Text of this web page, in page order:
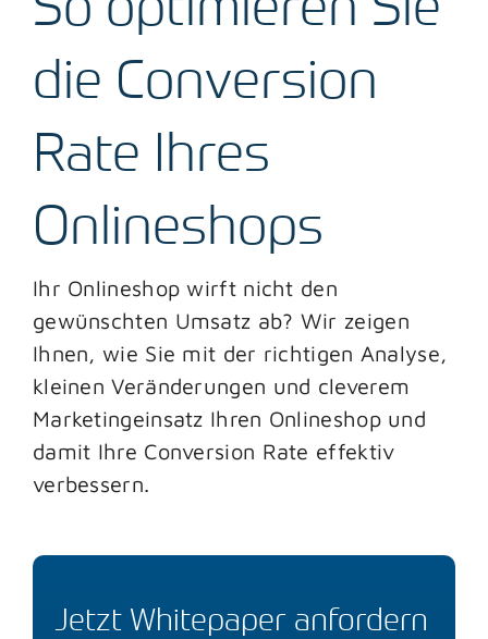
die Conversion
Rate Ihres
Onlineshops
Ihr Onlineshop wirft nicht den
gewünschten Umsatz ab? Wir zeigen
Ihnen, wie Sie mit der richtigen Analyse,
kleinen Veränderungen und cleverem
Marketingeinsatz Ihren Onlineshop und
damit Ihre Conversion Rate effektiv
verbessern.
Jetzt Whitepaper anfordern